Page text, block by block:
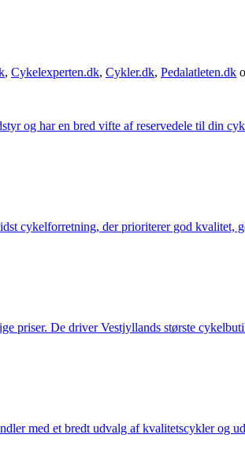
, Cykelexperten.dk, Cykler.dk, Pedalatleten.dk
og har en bred vifte af reservedele til din
cykelforretning, der prioriterer god kvalitet,
priser. De driver Vestjyllands største
med et bredt udvalg af kvalitetscykler og